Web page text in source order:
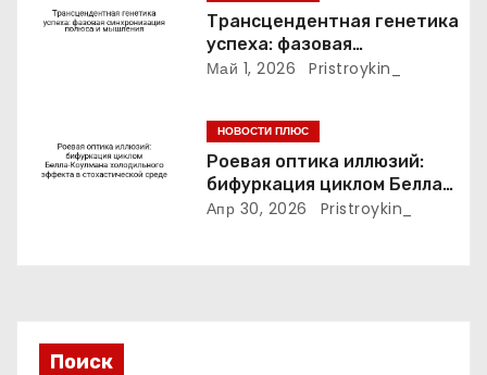
я
Трансцендентная генетика
успеха: фазовая
синхронизация полюса и
Май 1, 2026 Pristroykin_
НОВОСТИ ПЛЮС
Роевая оптика иллюзий:
бифуркация циклом Белла-
Коулмана холодильного
Апр 30, 2026 Pristroykin_
Поиск